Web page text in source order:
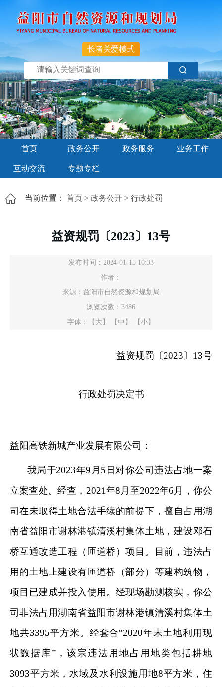
长者关爱模式
首页 政务公开 政务服务 业务工作
互动交流 专题专栏
当前位置： 首页 > 政务公开 > 行政处罚
益资规罚〔2023〕13号
发布时间：2024-01-15 10:33
作者：
来源：益阳市自然资源和规划局
浏览次数： 3486
字体：
【大】 【中】 【小】
益资规罚〔 2023 〕 13号
行政处罚决定书
益阳高铁新城产业发展有限公司：
我局于2023年9 月 5 日对你公司违法占地一案
立案查处。经查， 2021年8月至2022年6月，你公
司在未取得土地合法手续的前提下，擅自占用湖
南省益阳市谢林港镇清溪村集体土地，建设邓石
桥互通改造工程（匝道桥）项目。目前，违法占
用的土地上建设有匝道桥（部分）等建构筑物，
项目已建成并投入使用。经现场勘测核实，你公
司非法占用湖南省益阳市谢林港镇清溪村集体土
地共3395平方米。经套合“2020年末土地利用现
状数据库” ，该宗违法用地占用地类包括耕地
3093平方米，水域及水利设施用地8平方米，住